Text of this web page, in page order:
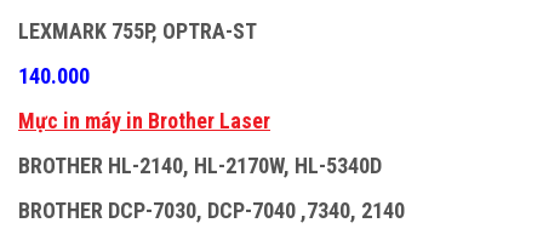
LEXMARK 755P, OPTRA-ST
140.000
Mực in máy in Brother Laser
BROTHER HL-2140, HL-2170W, HL-5340D
BROTHER DCP-7030, DCP-7040 ,7340, 2140